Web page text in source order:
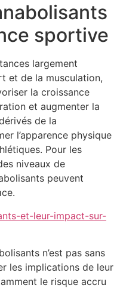
sportive
largement
et de la musculation,
la croissance
et augmenter la
de la
l’apparence physique
Pour les
niveaux de
peuvent
et-leur-impact-sur-
n’est pas sans
les implications de leur
le risque accru